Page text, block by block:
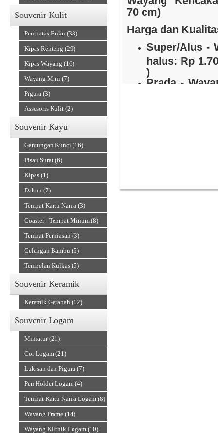
Souvenir Kulit
Pembatas Buku (38)
Kipas Renteng (29)
Kipas Wayang (16)
Wayang Mini (7)
Pigura (3)
Assesoris Kulit (2)
Souvenir Kayu
Gantungan Kunci (16)
Pisau Surat (6)
Kipas (1)
Dakon (7)
Tempat Kartu Nama (3)
Coaster - Tempat Minum (8)
Tempat Perhiasan (3)
Celengan Bambu (5)
Tempelan Kulkas (5)
Souvenir Keramik
Keramik Gerabah (12)
Souvenir Logam
Miniatur (21)
Cor Logam (21)
Lukisan dan Pigura (7)
Pen Holder Logam (4)
Tempat Kartu Nama Logam (8)
Wayang Frame (14)
Wayang Klithik Logam (10)
70 cm)
Harga dan
Super/Alus -
halus: Rp
)
Prada -